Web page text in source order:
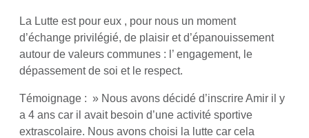
La Lutte est pour eux , pour nous un moment
d’échange privilégié, de plaisir et d’épanouissement
autour de valeurs communes : l’ engagement, le
dépassement de soi et le respect.
Témoignage : » Nous avons décidé d’inscrire Amir il y
a 4 ans car il avait besoin d’une activité sportive
extrascolaire. Nous avons choisi la lutte car cela